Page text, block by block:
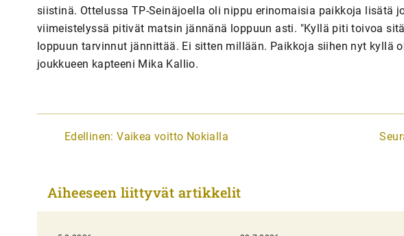
siistinä. Ottelussa TP-Seinäjoella oli nippu erinomaisia paikkoja lisätä
viimeistelyssä pitivät matsin jännänä loppuun asti. "Kyllä piti toivoa
loppuun tarvinnut jännittää. Ei sitten millään. Paikkoja siihen nyt kyllä
joukkueen kapteeni Mika Kallio.
A
i
Edellinen: Vaikea voitto Nokialla
Aiheeseen liittyvät artikkelit